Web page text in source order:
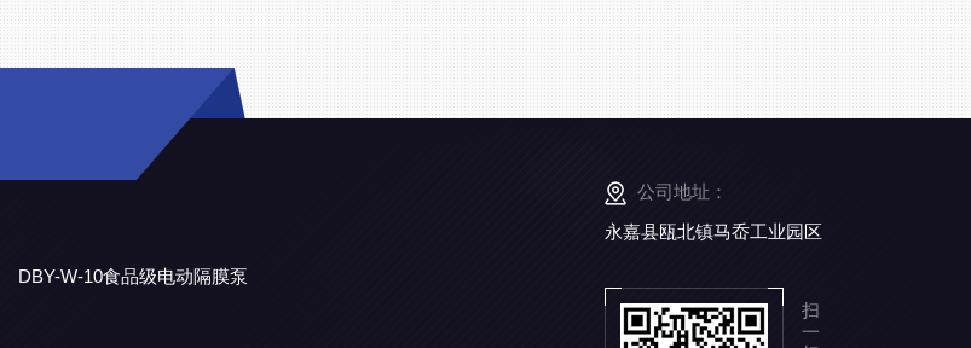
DBY-W-10食品级电动隔膜泵
公司地址：
永嘉县瓯北镇马岙工业园区
扫
一